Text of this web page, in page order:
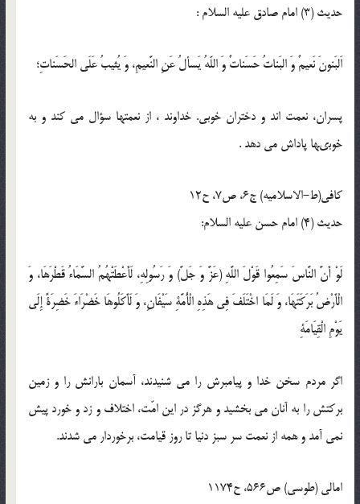
حدیث (3) امام صادق علیه السلام :
اَلبَنونَ نَعيمٌ وَ البَناتُ حَسَناتٌ وَ اللّه‏ُ يَسألُ عَنِ النَّعيمِ، وَ يُثيبُ عَلَى الحَسَناتِ؛
پسران، نعمت ‏اند و دختران خوبى. خداوند ، از نعمت‏ها سؤال مى ‏كند و به
خوبى‏ها پاداش مى‏ دهد .
كافى(ط-الاسلامیه) ج6، ص7، ح12
حدیث (4) امام حسن علیه السلام:
لَوْ أَنَّ النَّاسَ سَمِعُوا قَوْلَ اللَّهِ (عَزَّ وَ جَلَّ) وَ رَسُولِهِ، لَأَعْطَتْهُمُ السَّمَاءُ قَطْرَهَا، وَ
الْأَرْضُ بَرَكَتَهَا، وَ لَمَا اخْتَلَفَ فِي هَذِهِ الْأُمَّةِ سَيْفَانِ، وَ لَأَكَلُوهَا خَضْرَاءَ خَضِرَةً إِلَى
يَوْمِ الْقِيَامَةِ
اگر مردم سخن خدا و پيامبرش را مى ‏شنيدند، آسمان بارانش را و زمين
بركتش را به آنان مى ‏بخشيد و هرگز در اين امّت، اختلاف و زد و خورد پيش
نمى‏ آمد و همه از نعمت سر سبز دنيا تا روز قيامت، برخوردار مى‏ شدند.
امالى (طوسى) ص566، ح1174